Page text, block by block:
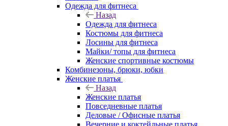
Одежда для фитнеса
Назад
Одежда для фитнеса
Костюмы для фитнеса
Лосины для фитнеса
Майки/ топы для фитнеса
Женские спортивные костюмы
Комбинезоны, брюки, юбки
Женские платья
Назад
Женские платья
Повседневные платья
Деловые / Офисные платья
Вечерние и коктейльные платья